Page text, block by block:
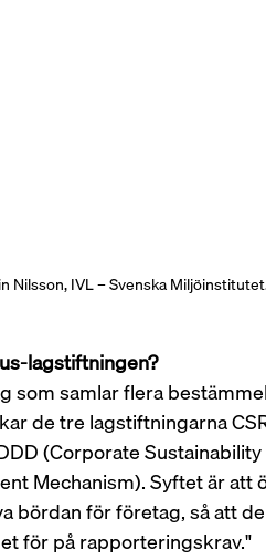
Nilsson, IVL – Svenska
lagstiftningen?
som samlar flera
de tre lagstiftningarna
(Corporate
Mechanism). Syftet är att
bördan för företag, så att
för på rapporteringskrav."